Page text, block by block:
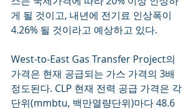
게 될 것이고, 내년에 전기료 인상폭이
4.26% 될 것이라고 예상하고 있다.
West-to-East Gas Transfer Project의
가격은 현재 공급되는 가스 가격의 3배
정도된다. CLP 현재 전력 공급 가격은 각
단위(mmbtu, 백만열량단위)마다 48.6